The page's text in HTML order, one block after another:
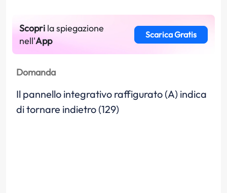
Scopri la spiegazione
nell'App
Scarica Gratis
Domanda
Il pannello integrativo raffigurato (A) indica
di tornare indietro (129)